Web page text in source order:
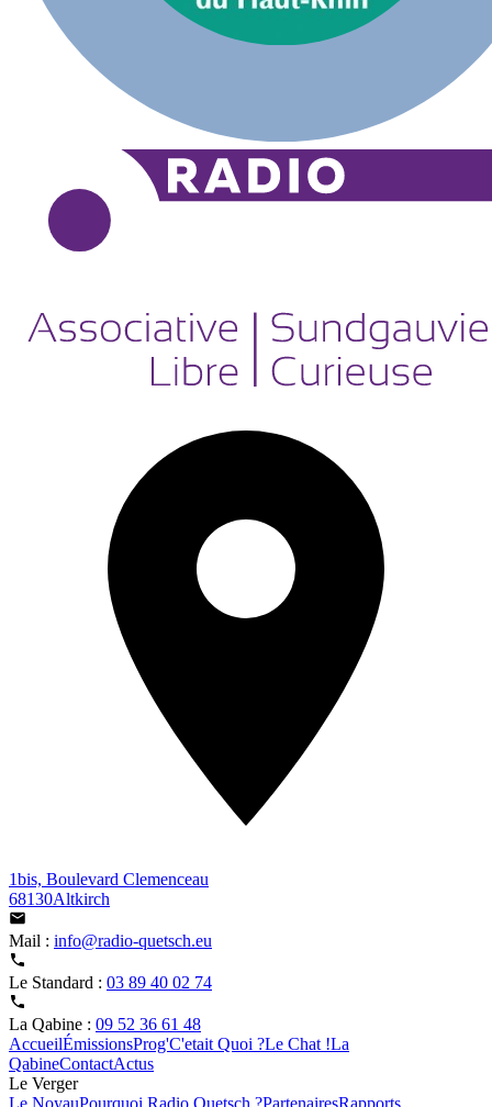
1bis, Boulevard Clemenceau
68130Altkirch
Mail : info@radio-quetsch.eu
Le Standard : 03 89 40 02 74
La Qabine : 09 52 36 61 48
AccueilÉmissionsProg'C'etait Quoi ?Le Chat !La
QabineContactActus
Le Verger
Le NoyauPourquoi Radio Quetsch ?PartenairesRapports